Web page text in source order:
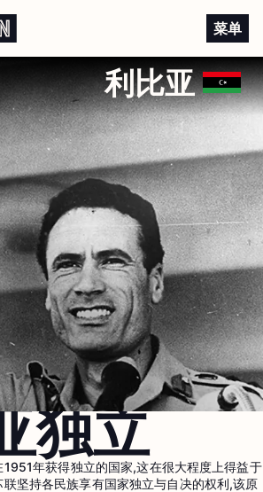
菜单
利比亚
独立
年获得独立的国家,这在很大程度上得益于
坚持各民族享有国家独立与自决的权利,该原